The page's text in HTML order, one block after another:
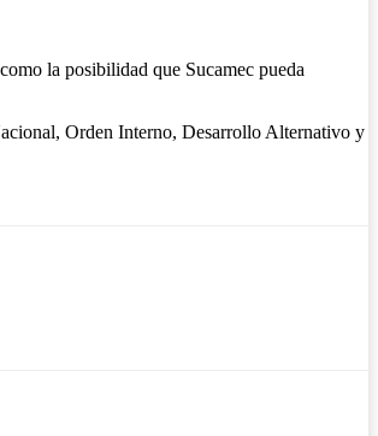
la posibilidad que Sucamec pueda
Orden Interno, Desarrollo Alternativo y